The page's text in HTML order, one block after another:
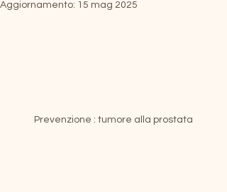
Aggiornamento: 15 mag 2025
Prevenzione : tumore alla prostata